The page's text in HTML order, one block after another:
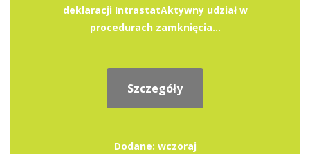
deklaracji IntrastatAktywny udział w
procedurach zamknięcia...
Szczegóły
Dodane: wczoraj